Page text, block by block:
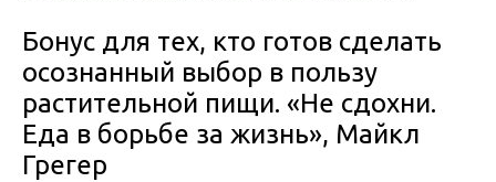
Бонус для тех, кто готов сделать
осознанный выбор в пользу
растительной пищи. «Не сдохни.
Еда в борьбе за жизнь», Майкл
Грегер